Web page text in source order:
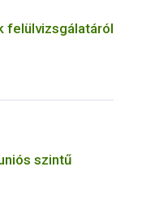
felülvizsgálatáról
szintű